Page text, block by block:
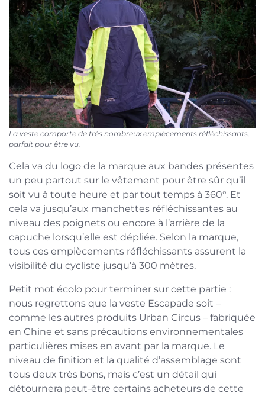
La veste comporte de très nombreux empiècements réfléchissants,
parfait pour être vu.
Cela va du logo de la marque aux bandes présentes
un peu partout sur le vêtement pour être sûr qu’il
soit vu à toute heure et par tout temps à 360°. Et
cela va jusqu’aux manchettes réfléchissantes au
niveau des poignets ou encore à l’arrière de la
capuche lorsqu’elle est dépliée. Selon la marque,
tous ces empiècements réfléchissants assurent la
visibilité du cycliste jusqu’à 300 mètres.
Petit mot écolo pour terminer sur cette partie :
nous regrettons que la veste Escapade soit –
comme les autres produits Urban Circus – fabriquée
en Chine et sans précautions environnementales
particulières mises en avant par la marque. Le
niveau de finition et la qualité d’assemblage sont
tous deux très bons, mais c’est un détail qui
détournera peut-être certains acheteurs de cette